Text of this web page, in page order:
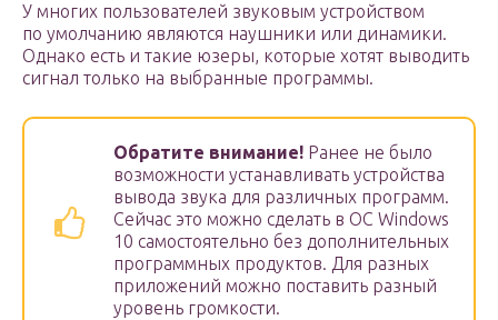
У многих пользователей звуковым устройством
по умолчанию являются наушники или динамики.
Однако есть и такие юзеры, которые хотят выводить
сигнал только на выбранные программы.
Обратите внимание! Ранее не было
возможности устанавливать устройства
вывода звука для различных программ.
Сейчас это можно сделать в ОС Windows
10 самостоятельно без дополнительных
программных продуктов. Для разных
приложений можно поставить разный
уровень громкости.